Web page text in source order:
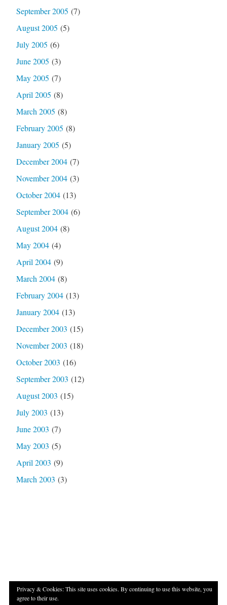
September 2005 (7)
August 2005 (5)
July 2005 (6)
June 2005 (3)
May 2005 (7)
April 2005 (8)
March 2005 (8)
February 2005 (8)
January 2005 (5)
December 2004(7)
November 2004(3)
October 2004(13)
September 2004(6)
August 2004(8)
May 2004(4)
April 2004(9)
March 2004(8)
February 2004(13)
January 2004(13)
December 2003 (15)
November 2003 (18)
October 2003 (16)
September 2003 (12)
August 2003 (15)
July 2003 (13)
June 2003 (7)
May 2003 (5)
April 2003 (9)
March 2003 (3)
Privacy & Cookies: This site uses cookies. By continuing to use this website, you
agree to their use.